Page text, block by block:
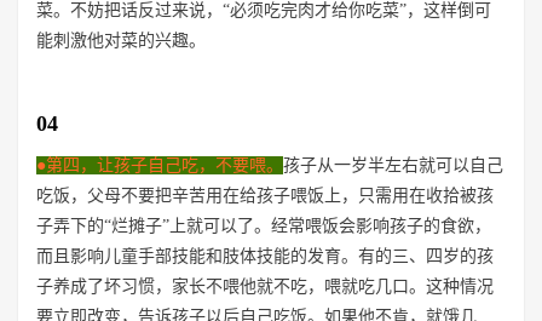
菜。不妨把话反过来说，“必须吃完肉才给你吃菜”，这样倒可
能刺激他对菜的兴趣。
04
●第四，让孩子自己吃，不要喂。 孩子从一岁半左右就可以自己
吃饭，父母不要把辛苦用在给孩子喂饭上，只需用在收拾被孩
子弄下的“烂摊子”上就可以了。经常喂饭会影响孩子的食欲，
而且影响儿童手部技能和肢体技能的发育。有的三、四岁的孩
子养成了坏习惯，家长不喂他就不吃，喂就吃几口。这种情况
要立即改变，告诉孩子以后自己吃饭。如果他不肯，就饿几